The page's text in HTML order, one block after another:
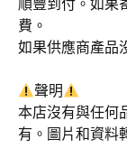
順豐到付。如果
費。
如果供應商產品
聲明
本店沒有與任何
有。圖片和資料